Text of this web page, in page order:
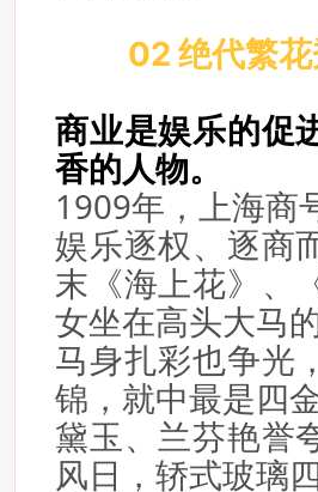
02 绝代繁
商业是娱乐的促
香的人物。
1909年，上海商
娱乐逐权、逐商
末《海上花》、
女坐在高头大马
马身扎彩也争光
锦，就中最是四金
黛玉、兰芬艳誉
风日，轿式玻璃四